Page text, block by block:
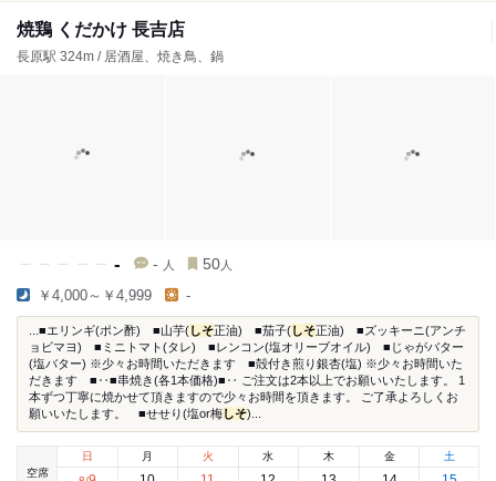
焼鶏 くだかけ 長吉店
長原駅 324m / 居酒屋、焼き鳥、鍋
- - 人 50 人
￥4,000～￥4,999 -
...■エリンギ(ポン酢) ■山芋( しそ正油) ■茄子( しそ正油) ■ズッキーニ(アンチ
ョビマヨ) ■ミニトマト(タレ) ■レンコン(塩オリーブオイル) ■じゃがバター
(塩バター) ※少々お時間いただきます ■殻付き煎り銀杏(塩) ※少々お時間いた
だきます ■‥■串焼き(各1本価格)■‥ ご注文は2本以上でお願いいたします。 1
本ずつ丁寧に焼かせて頂きますので少々お時間を頂きます。 ご了承よろしくお
願いいたします。 ■せせり(塩or梅 しそ)...
空席
日
月 火 水 木 金 土